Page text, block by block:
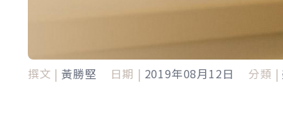
撰文 | 黃勝堅 日期 | 2019年08月12日 分類 |